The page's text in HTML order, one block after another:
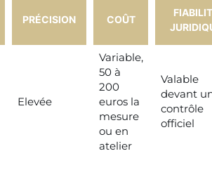
PRÉCISION COÛT
Elevée
Variable,
50 à
200
euros la
mesure
ou en
atelier
Valable
devant
contrôle
officiel